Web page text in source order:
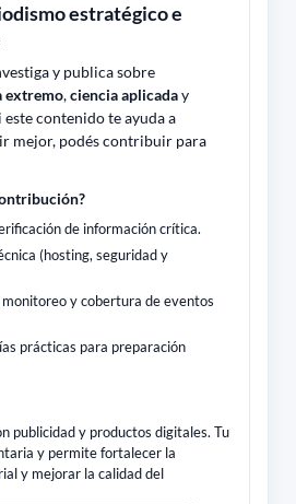
estratégico e
y publica sobre
extremo,ciencia aplicaday
este contenido te ayuda a
mejor, podés contribuir para
de información crítica.
(hosting, seguridad y
y cobertura de eventos
prácticas para preparación
publicidad y productos digitales. Tu
y permite fortalecer la
y mejorar la calidad del